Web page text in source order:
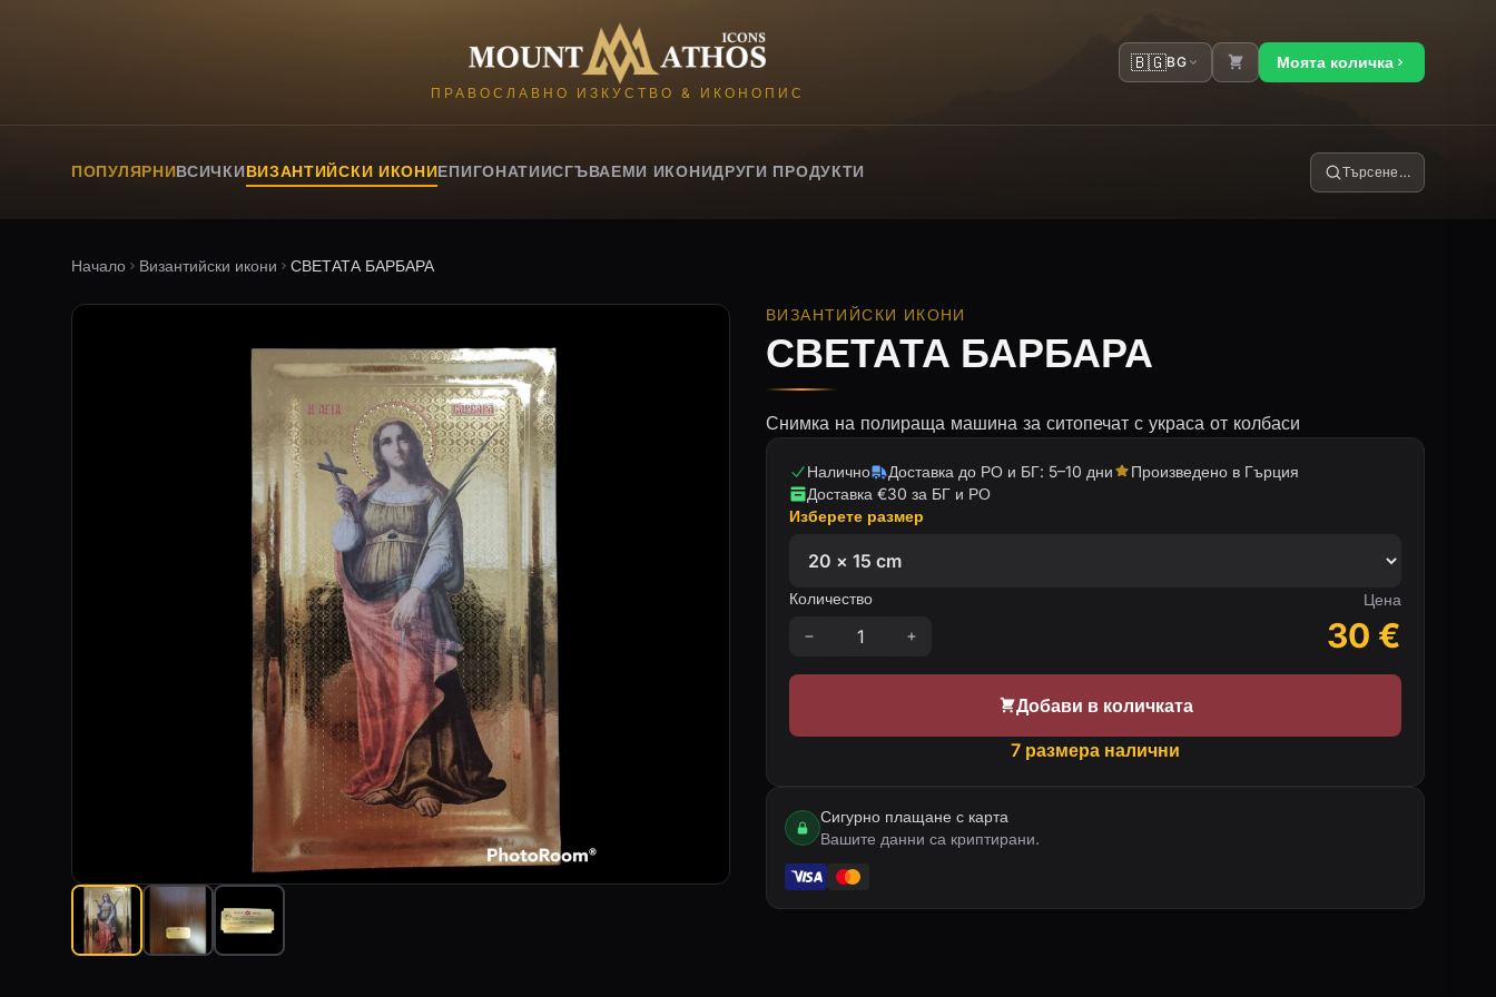
Mount Athos Icons
ПРАВОСЛАВНО ИЗКУСТВО & ИКОНОПИС
🇧🇬BG Моята количка
ПОПУЛЯРНИВСИЧКИВИЗАНТИЙСКИ ИКОНИЕПИГОНАТИИСГЪВАЕМИ ИКОНИДРУГИ ПРОДУКТИ Търсене…
Начало Византийски икони СВЕТАТА БАРБАРА
ВИЗАНТИЙСКИ ИКОНИ
СВЕТАТА БАРБАРА
Снимка на полираща машина за ситопечат с украса от колбаси
Налично Доставка до РО и БГ: 5–10 дни
Произведено в Гърция
Доставка €30 за БГ и РО
Изберете размер
Количество Цена
30 €
Добави в количката
7 размера налични
Сигурно плащане с карта
Вашите данни са криптирани.